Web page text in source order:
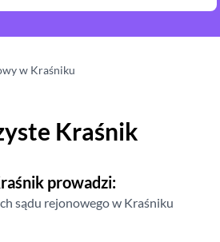
w Kraśniku
Kraśnik
prowadzi:
sądu rejonowegow Kraśniku